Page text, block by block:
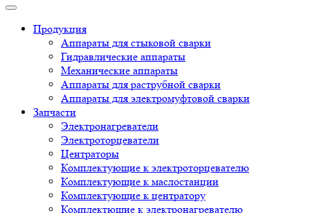
Продукция
Аппараты для стыковой сварки
Гидравлические аппараты
Механические аппараты
Аппараты для раструбной сварки
Аппараты для электромуфтовой сварки
Запчасти
Электронагреватели
Электроторцеватели
Центраторы
Комплектующие к электроторцевателю
Комплектующие к маслостанции
Комплектующие к центратору
Комплектющие к электронагревателю